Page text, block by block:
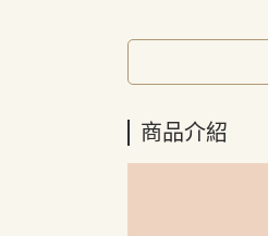
商品介紹